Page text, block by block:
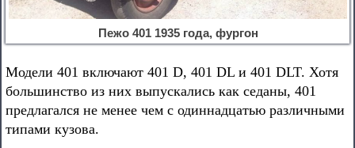
Пежо 401 1935 года, фургон
Модели 401 включают 401 D, 401 DL и 401 DLT. Хотя
большинство из них выпускались как седаны, 401
предлагался не менее чем с одиннадцатью различными
типами кузова.